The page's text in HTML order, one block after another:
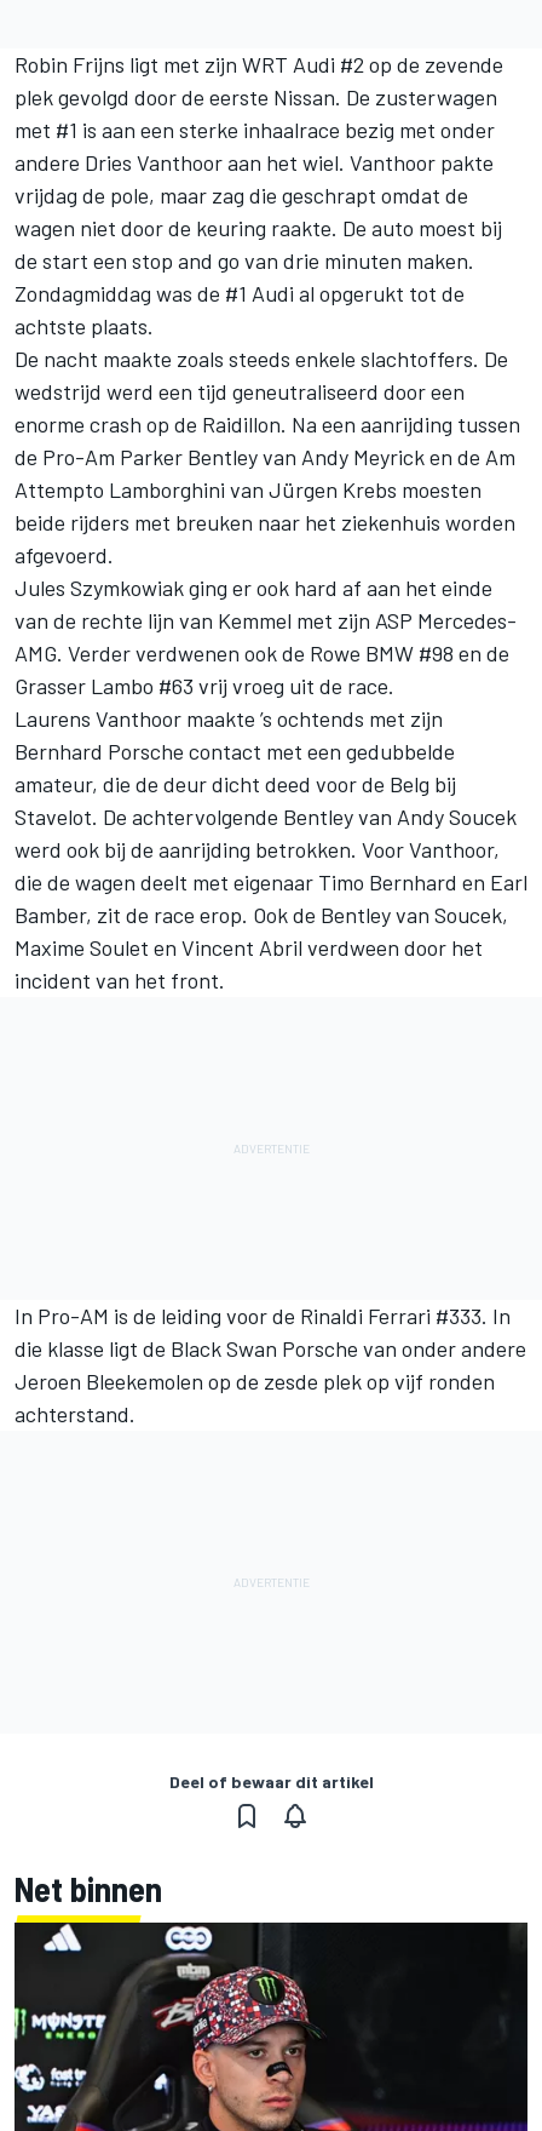
Robin Frijns ligt met zijn WRT Audi #2 op de zevende
plek gevolgd door de eerste Nissan. De zusterwagen
met #1 is aan een sterke inhaalrace bezig met onder
andere Dries Vanthoor aan het wiel. Vanthoor pakte
vrijdag de pole, maar zag die geschrapt omdat de
wagen niet door de keuring raakte. De auto moest bij
de start een stop and go van drie minuten maken.
Zondagmiddag was de #1 Audi al opgerukt tot de
achtste plaats.
De nacht maakte zoals steeds enkele slachtoffers. De
wedstrijd werd een tijd geneutraliseerd door een
enorme crash op de Raidillon. Na een aanrijding tussen
de Pro-Am Parker Bentley van Andy Meyrick en de Am
Attempto Lamborghini van Jürgen Krebs moesten
beide rijders met breuken naar het ziekenhuis worden
afgevoerd.
Jules Szymkowiak ging er ook hard af aan het einde
van de rechte lijn van Kemmel met zijn ASP Mercedes-
AMG. Verder verdwenen ook de Rowe BMW #98 en de
Grasser Lambo #63 vrij vroeg uit de race.
Laurens Vanthoor maakte ’s ochtends met zijn
Bernhard Porsche contact met een gedubbelde
amateur, die de deur dicht deed voor de Belg bij
Stavelot. De achtervolgende Bentley van Andy Soucek
werd ook bij de aanrijding betrokken. Voor Vanthoor,
die de wagen deelt met eigenaar Timo Bernhard en Earl
Bamber, zit de race erop. Ook de Bentley van Soucek,
Maxime Soulet en Vincent Abril verdween door het
incident van het front.
In Pro-AM is de leiding voor de Rinaldi Ferrari #333. In
die klasse ligt de Black Swan Porsche van onder andere
Jeroen Bleekemolen op de zesde plek op vijf ronden
achterstand.
Deel of bewaar dit artikel
Net binnen